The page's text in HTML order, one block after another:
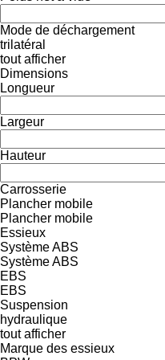
Mode de déchargement
trilatéral
tout afficher
Dimensions
Longueur
Largeur
Hauteur
Carrosserie
Plancher mobile
Plancher mobile
Essieux
Système ABS
Système ABS
EBS
EBS
Suspension
hydraulique
tout afficher
Marque des essieux